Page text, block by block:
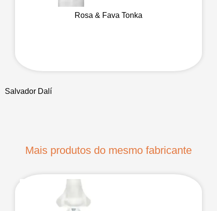
Rosa & Fava Tonka
Salvador Dalí
Mais produtos do mesmo fabricante